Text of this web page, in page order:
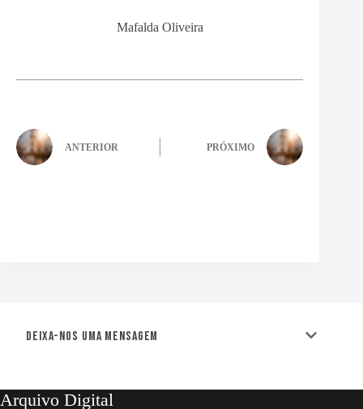
Mafalda Oliveira
ANTERIOR PRÓXIMO
Deixa-nos uma mensagem
Arquivo Digital